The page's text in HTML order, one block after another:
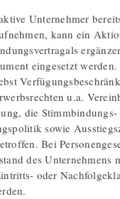
Unternehmer
kann ein
eingesetzt
u.a.
die Stimmbindungs-
sowie
Bei
des Unternehmens
oder